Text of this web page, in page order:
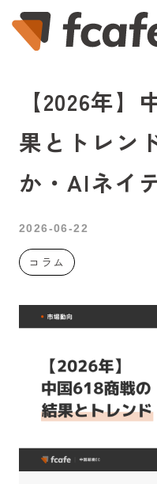
【2026年
果とトレン
か・AIネイ
2026-06-22
コラム